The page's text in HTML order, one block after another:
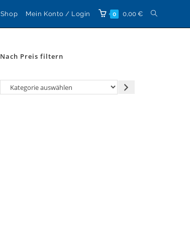
Shop Mein Konto / Login 0 0,00 € Website-
Nach Preis filtern
Kategorie